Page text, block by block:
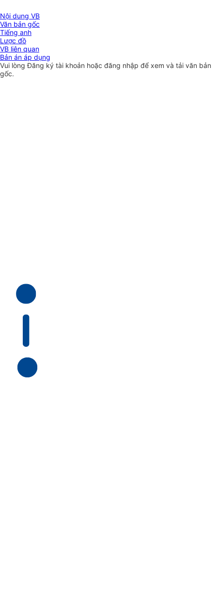
Nội dung VB
Văn bản gốc
Tiếng anh
Lược đồ
VB liên quan
Bản án áp dụng
Vui lòngĐăng ký tài khoản hoặc đăng nhập để xem và tải văn bản
gốc.